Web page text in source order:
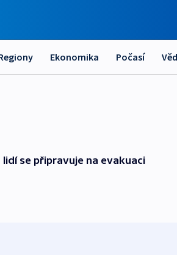
Ekonomika Počasí
lidí se připravuje na evakuaci